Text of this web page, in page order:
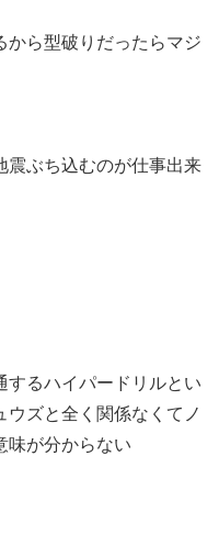
から型破りだったらマジ
震ぶち込むのが仕事出来
するハイパードリルとい
ウズと全く関係なくてノ
味が分からない